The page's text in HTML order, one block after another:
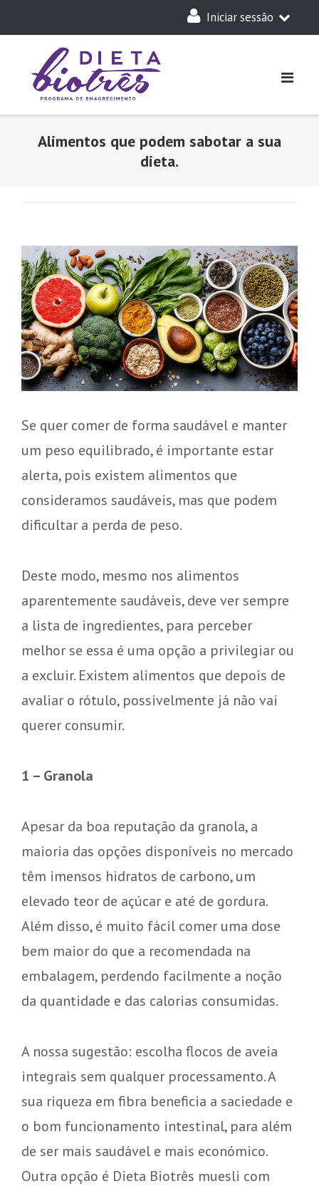
Iniciar sessão
Alimentos que podem sabotar a sua
dieta.
Se quer comer de forma saudável e manter
um peso equilibrado, é importante estar
alerta, pois existem alimentos que
consideramos saudáveis, mas que podem
dificultar a perda de peso.
Deste modo, mesmo nos alimentos
aparentemente saudáveis, deve ver sempre
a lista de ingredientes, para perceber
melhor se essa é uma opção a privilegiar ou
a excluir. Existem alimentos que depois de
avaliar o rótulo, possivelmente já não vai
querer consumir.
1 – Granola
Apesar da boa reputação da granola, a
maioria das opções disponíveis no mercado
têm imensos hidratos de carbono, um
elevado teor de açúcar e até de gordura.
Além disso, é muito fácil comer uma dose
bem maior do que a recomendada na
embalagem, perdendo facilmente a noção
da quantidade e das calorias consumidas.
A nossa sugestão: escolha flocos de aveia
integrais sem qualquer processamento. A
sua riqueza em fibra beneficia a saciedade e
o bom funcionamento intestinal, para além
de ser mais saudável e mais económico.
Outra opção é Dieta Biotrês muesli com